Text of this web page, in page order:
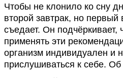
Чтобы не клонило ко сну
второй завтрак, но первый
съедает. Он подчёркивает,
применять эти
организм индивидуален и
прислушиваться к себе.